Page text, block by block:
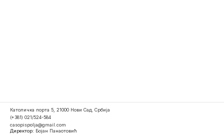
Католичка порта 5, 21000 Нови Сад, Србија
(+381) 021/524-584
casopispolja@gmail.com
Директор: Бојан Панаотовић